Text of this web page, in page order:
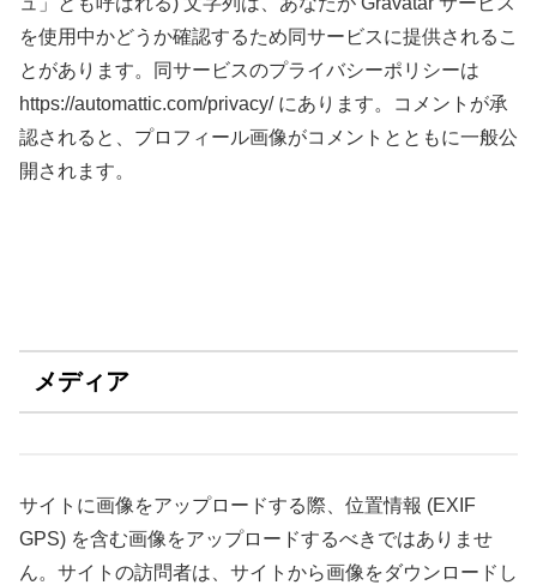
を使用中かどうか確認するため同サービスに提供されるこ
とがあります。同サービスのプライバシーポリシーは
https://automattic.com/privacy/ にあります。コメントが承
認されると、プロフィール画像がコメントとともに一般公
開されます。
メディア
サイトに画像をアップロードする際、位置情報 (EXIF
GPS) を含む画像をアップロードするべきではありませ
ん。サイトの訪問者は、サイトから画像をダウンロードし